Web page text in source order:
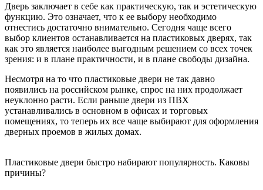
Дверь заключает в себе как практическую, так и эстетическую
функцию. Это означает, что к ее выбору необходимо
отнестись достаточно внимательно. Сегодня чаще всего
выбор клиентов останавливается на пластиковых дверях, так
как это является наиболее выгодным решением со всех точек
зрения: и в плане практичности, и в плане свободы дизайна.
Несмотря на то что пластиковые двери не так давно
появились на российском рынке, спрос на них продолжает
неуклонно расти. Если раньше двери из ПВХ
устанавливались в основном в офисах и торговых
помещениях, то теперь их все чаще выбирают для оформления
дверных проемов в жилых домах.
Пластиковые двери быстро набирают популярность. Каковы
причины?